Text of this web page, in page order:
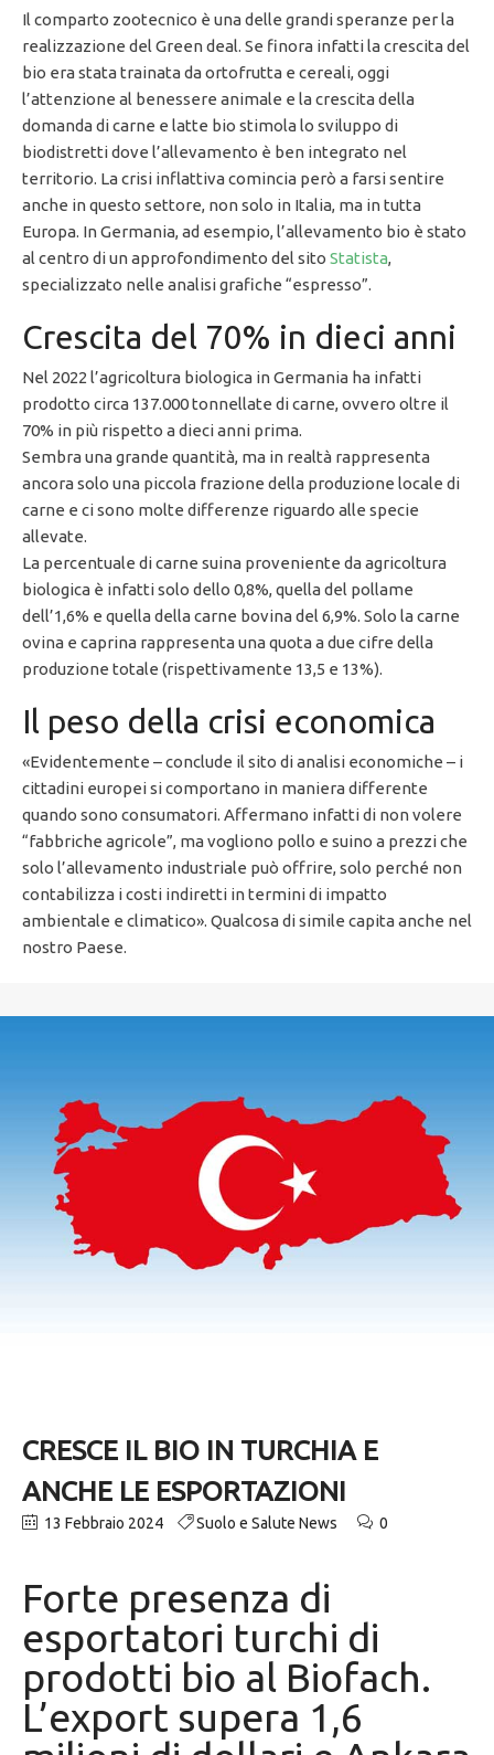
Il comparto zootecnico è una delle grandi speranze per la
realizzazione del Green deal. Se finora infatti la crescita del
bio era stata trainata da ortofrutta e cereali, oggi
l’attenzione al benessere animale e la crescita della
domanda di carne e latte bio stimola lo sviluppo di
biodistretti dove l’allevamento è ben integrato nel
territorio. La crisi inflattiva comincia però a farsi sentire
anche in questo settore, non solo in Italia, ma in tutta
Europa. In Germania, ad esempio, l’allevamento bio è stato
al centro di un approfondimento del sito Statista,
specializzato nelle analisi grafiche “espresso”.
Crescita del 70% in dieci anni
Nel 2022 l’agricoltura biologica in Germania ha infatti
prodotto circa 137.000 tonnellate di carne, ovvero oltre il
70% in più rispetto a dieci anni prima.
Sembra una grande quantità, ma in realtà rappresenta
ancora solo una piccola frazione della produzione locale di
carne e ci sono molte differenze riguardo alle specie
allevate.
La percentuale di carne suina proveniente da agricoltura
biologica è infatti solo dello 0,8%, quella del pollame
dell’1,6% e quella della carne bovina del 6,9%. Solo la carne
ovina e caprina rappresenta una quota a due cifre della
produzione totale (rispettivamente 13,5 e 13%).
Il peso della crisi economica
«Evidentemente – conclude il sito di analisi economiche – i
cittadini europei si comportano in maniera differente
quando sono consumatori. Affermano infatti di non volere
“fabbriche agricole”, ma vogliono pollo e suino a prezzi che
solo l’allevamento industriale può offrire, solo perché non
contabilizza i costi indiretti in termini di impatto
ambientale e climatico». Qualcosa di simile capita anche nel
nostro Paese.
CRESCE IL BIO IN TURCHIA E
ANCHE LE ESPORTAZIONI
13 Febbraio 2024 Suolo e Salute News 0
Forte presenza di
esportatori turchi di
prodotti bio al Biofach.
L’export supera 1,6